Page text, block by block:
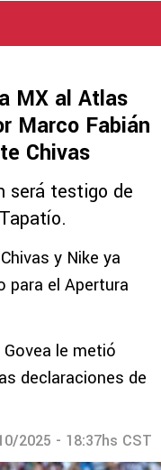
MX al Atlas
Marco Fabián
Chivas
será testigo de
y Nike ya
para el Apertura
Govea le metió
declaraciones de
2025 - 18:37hs CST